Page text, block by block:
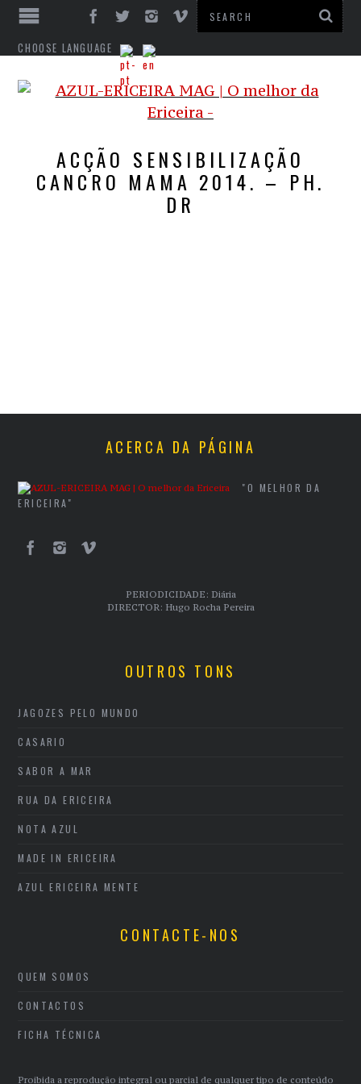
CHOOSE LANGUAGE
ACÇÃO SENSIBILIZAÇÃO
CANCRO MAMA 2014. – PH.
DR
ACERCA DA PÁGINA
"O MELHOR DA
ERICEIRA"
PERIODICIDADE: Diária
DIRECTOR: Hugo Rocha Pereira
OUTROS TONS
JAGOZES PELO MUNDO
CASARIO
SABOR A MAR
RUA DA ERICEIRA
NOTA AZUL
MADE IN ERICEIRA
AZUL ERICEIRA MENTE
CONTACTE-NOS
QUEM SOMOS
CONTACTOS
FICHA TÉCNICA
Proibida a reprodução integral ou parcial de qualquer tipo de conteúdo